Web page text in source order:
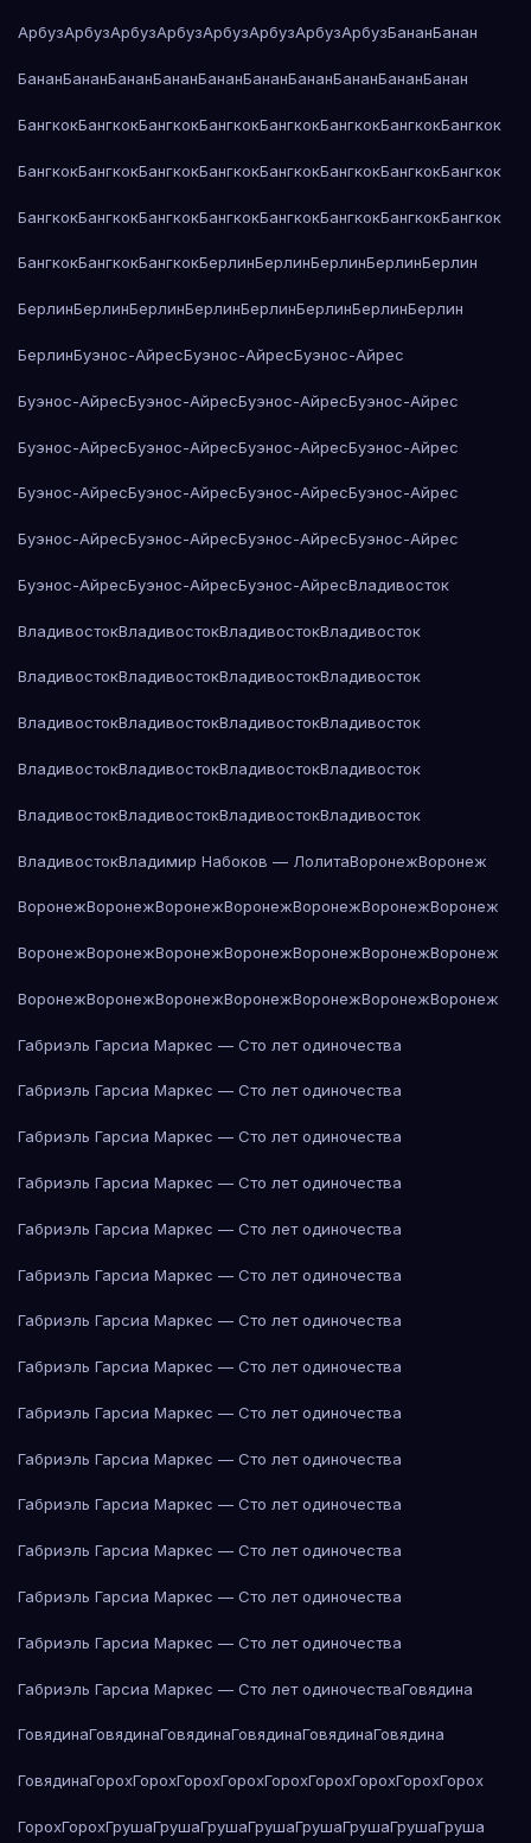
АрбузАрбузАрбузАрбузАрбузАрбузАрбузАрбузБананБанан
БананБананБананБананБананБананБананБананБананБанан
БангкокБангкокБангкокБангкокБангкокБангкокБангкокБангкок
БангкокБангкокБангкокБангкокБангкокБангкокБангкокБангкок
БангкокБангкокБангкокБангкокБангкокБангкокБангкокБангкок
БангкокБангкокБангкокБерлинБерлинБерлинБерлинБерлин
БерлинБерлинБерлинБерлинБерлинБерлинБерлинБерлин
БерлинБуэнос-АйресБуэнос-АйресБуэнос-Айрес
Буэнос-АйресБуэнос-АйресБуэнос-АйресБуэнос-Айрес
Буэнос-АйресБуэнос-АйресБуэнос-АйресБуэнос-Айрес
Буэнос-АйресБуэнос-АйресБуэнос-АйресБуэнос-Айрес
Буэнос-АйресБуэнос-АйресБуэнос-АйресБуэнос-Айрес
Буэнос-АйресБуэнос-АйресБуэнос-АйресВладивосток
ВладивостокВладивостокВладивостокВладивосток
ВладивостокВладивостокВладивостокВладивосток
ВладивостокВладивостокВладивостокВладивосток
ВладивостокВладивостокВладивостокВладивосток
ВладивостокВладивостокВладивостокВладивосток
ВладивостокВладимир Набоков — ЛолитаВоронежВоронеж
ВоронежВоронежВоронежВоронежВоронежВоронежВоронеж
ВоронежВоронежВоронежВоронежВоронежВоронежВоронеж
ВоронежВоронежВоронежВоронежВоронежВоронежВоронеж
Габриэль Гарсиа Маркес — Сто лет одиночества
Габриэль Гарсиа Маркес — Сто лет одиночества
Габриэль Гарсиа Маркес — Сто лет одиночества
Габриэль Гарсиа Маркес — Сто лет одиночества
Габриэль Гарсиа Маркес — Сто лет одиночества
Габриэль Гарсиа Маркес — Сто лет одиночества
Габриэль Гарсиа Маркес — Сто лет одиночества
Габриэль Гарсиа Маркес — Сто лет одиночества
Габриэль Гарсиа Маркес — Сто лет одиночества
Габриэль Гарсиа Маркес — Сто лет одиночества
Габриэль Гарсиа Маркес — Сто лет одиночества
Габриэль Гарсиа Маркес — Сто лет одиночества
Габриэль Гарсиа Маркес — Сто лет одиночества
Габриэль Гарсиа Маркес — Сто лет одиночества
Габриэль Гарсиа Маркес — Сто лет одиночестваГовядина
ГовядинаГовядинаГовядинаГовядинаГовядинаГовядина
ГовядинаГорохГорохГорохГорохГорохГорохГорохГорохГорох
ГорохГорохГрушаГрушаГрушаГрушаГрушаГрушаГрушаГруша